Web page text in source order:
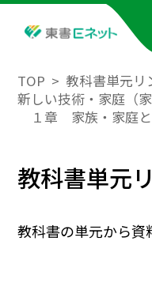
TOP
教科書単元リ
新しい技術・家庭（家
１章 家族・家庭
教科書単元
教科書の単元から資